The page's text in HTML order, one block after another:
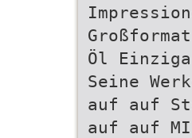
Öl
Seine
auf auf
auf auf